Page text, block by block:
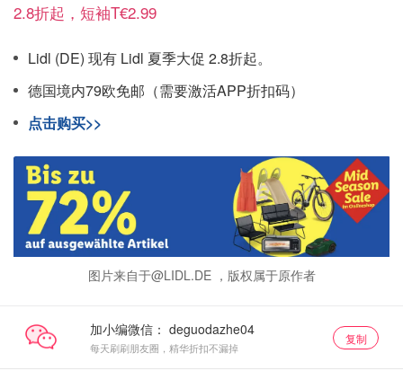
2.8折起，短袖T€2.99
Lidl (DE) 现有 Lidl 夏季大促 2.8折起。
德国境内79欧免邮（需要激活APP折扣码）
点击购买>>
图片来自于@LIDL.DE ，版权属于原作者
加小编微信：
每天刷刷朋友圈，精华折扣不漏掉
复制